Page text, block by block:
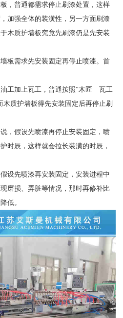
，普通都需求停止刷漆处置，这样
加强全体的装潢性，另一方面刷漆
木质护墙板究竟先刷漆仍是先安装
板需求先安装固定再停止喷漆。首
工加上瓦工，普通按照“木匠—瓦工
质护墙板得先安装固定后再停止刷
，假设先喷漆再停止安装固定，喷
时辰，这样就会拉长装潢的时辰，
设先喷漆再安装固定，安装进程中
磨损、弄脏等情况，那时再修补比
低。